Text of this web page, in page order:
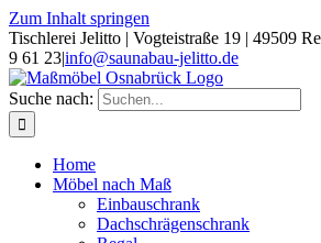
Zum Inhalt springen
Tischlerei Jelitto | Vogteistraße 19 | 49509
9 61 23|info@saunabau-jelitto.de
Suche nach:
Home
Möbel nach Maß
Einbauschrank
Dachschrägenschrank